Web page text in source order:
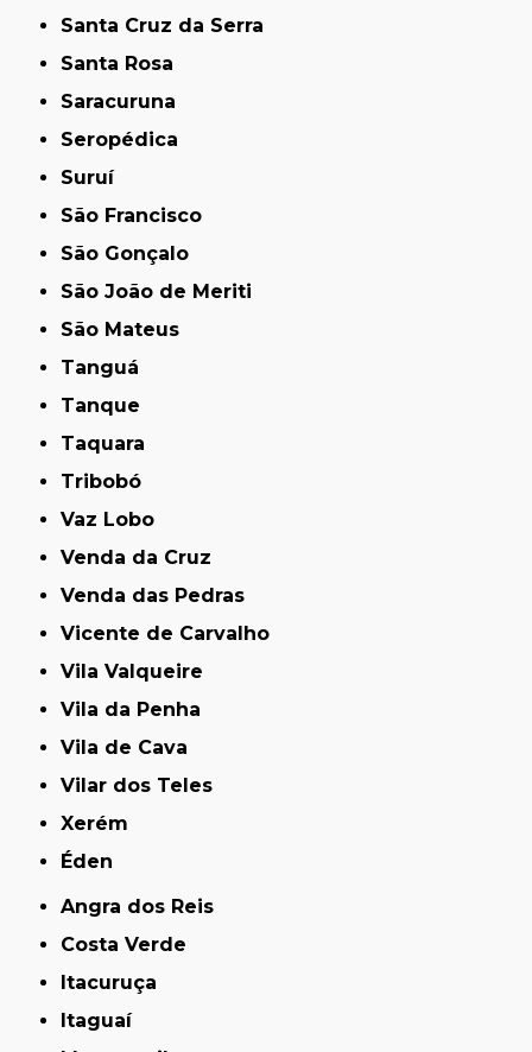
Santa Cruz da Serra
Santa Rosa
Saracuruna
Seropédica
Suruí
São Francisco
São Gonçalo
São João de Meriti
São Mateus
Tanguá
Tanque
Taquara
Tribobó
Vaz Lobo
Venda da Cruz
Venda das Pedras
Vicente de Carvalho
Vila Valqueire
Vila da Penha
Vila de Cava
Vilar dos Teles
Xerém
Éden
Angra dos Reis
Costa Verde
Itacuruça
Itaguaí